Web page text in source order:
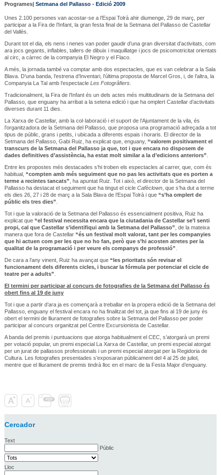
Programes| Setmana del Pallasso - Edició 2009
Unes 2.100 persones van acostar-se a l’Espai Tolrà ahir diumenge, 29 de març, per
participar a la Fira de l’Infant, la gran festa final de la Setmana del Pallasso de Castellar
del Vallès.
Durant tot el dia, els nens i nenes van poder gaudir d’una gran diversitat d’activitats, com
ara jocs gegants, inflables, tallers de dibuix i maquillatge i jocs de psicomotricitat orientats
al circ, a càrrec de la companyia El Negro y el Flaco.
A més, la jornada també va comptar amb dos espectacles, que es van celebrar a la Sala
Blava. D’una banda, l’estrena d’Inventari, l’última proposta de Marcel Gros, i, de l’altra, la
Companyia La Tal amb l’espectacle Les Fotogrâfiers.
Tradicionalment, la Fira de l’Infant és un dels actes més multitudinaris de la Setmana del
Pallasso, que enguany ha arribat a la setena edició i que ha omplert Castellar d’activitats
diverses durant 11 dies.
La Xarxa de Castellar, amb la col·laboració i el suport de l’Ajuntament de la vila, és
l’organitzadora de la Setmana del Pallasso, que proposa una programació adreçada a tot
tipus de públic, grans i petits, i ubicada a diferents espais i horaris. El director de la
Setmana del Pallasso, Gabi Ruiz, ha explicat que, enguany, “valorem positivament el
transcurs de la Setmana del Pallasso ja que, tot i que encara no disposem de
dades definitives d’assistència, ha estat molt similar a la d’edicions anteriors”
Entre les propostes més destacades s’hi troben els espectacles al carrer, que, com és
habitual, “compten amb més seguiment que no pas les activitats que es porten a
terme a recintes tancats” , ha apuntat Ruiz. Tot i això, el director de la Setmana del
Pallasso ha destacat el seguiment que ha tingut el cicle Cafèclown, que s’ha dut a terme
els dies 26, 27 i 28 de març a la Sala Blava de l’Espai Tolrà i que “s’ha omplert de
públic els tres dies”
Tot i que la valoració de la Setmana del Pallasso és essencialment positiva, Ruiz ha
explicat que “el festival necessita encara que la ciutadania de Castellar se’l senti
propi, cal que Castellar s’identifiqui amb la Setmana del Pallasso” , de la mateixa
manera que fora de Castellar “és un festival molt valorat, tant per les companyies
que hi actuen com per les que no ho fan, però que s’hi acosten atretes per la
qualitat de la programació i per veure els companys de professió”
De cara a l’any vinent, Ruiz ha avançat que “les prioritats són revisar el
funcionament dels diferents cicles, i buscar la fórmula per potenciar el cicle de
teatre per a adults”
El termini per participar al concurs de fotografies de la Setmana del Pallasso és
obert fins al 19 de juny
Tot i que a partir d’ara ja es començarà a treballar en la propera edició de la Setmana del
Pallasso, enguany el festival encara no ha finalitzat del tot, ja que fins al 19 de juny és
obert el termini de lliurament de fotografies sobre la Setmana del Pallasso per poder
participar al concurs organitzat pel Centre Excursionista de Castellar.
A banda del premis i puntuacions que atorga habitualment el CEC, s’atorgarà un premi
per votació popular, un premi especial La Xarxa de Castellar, un premi especial atorgat
per un jurat de pallassos professionals i un premi especial atorgat per la Regidoria de
Cultura. Les fotografies presentades s’exposaran públicament del 4 al 25 de juliol,
mentre que el lliurament de premis tindrà lloc en el marc de la Festa Major d’enguany.
Cercador
Text
Públic
Lloc